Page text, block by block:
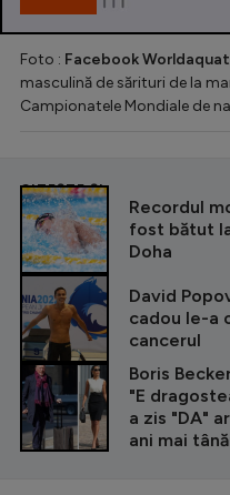
Foto : Facebook
masculină de sărituri de la
Campionatele Mondiale de
CITEȘTE ȘI
Recordul
fost bătut
Doha
David
cadou le-a
cancerul
Boris
"E
a zis "DA"
ani mai